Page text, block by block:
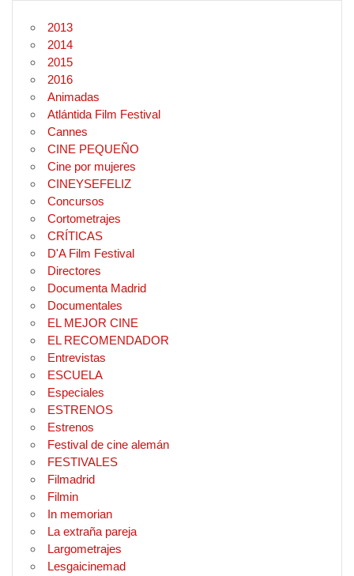
2013
2014
2015
2016
Animadas
Atlántida Film Festival
Cannes
CINE PEQUEÑO
Cine por mujeres
CINEYSEFELIZ
Concursos
Cortometrajes
CRÍTICAS
D'A Film Festival
Directores
Documenta Madrid
Documentales
EL MEJOR CINE
EL RECOMENDADOR
Entrevistas
ESCUELA
Especiales
ESTRENOS
Estrenos
Festival de cine alemán
FESTIVALES
Filmadrid
Filmin
In memorian
La extraña pareja
Largometrajes
Lesgaicinemad